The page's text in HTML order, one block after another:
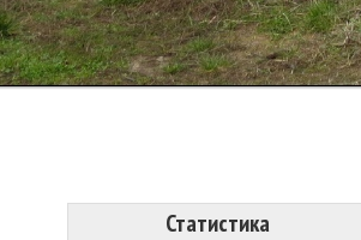
Статистика